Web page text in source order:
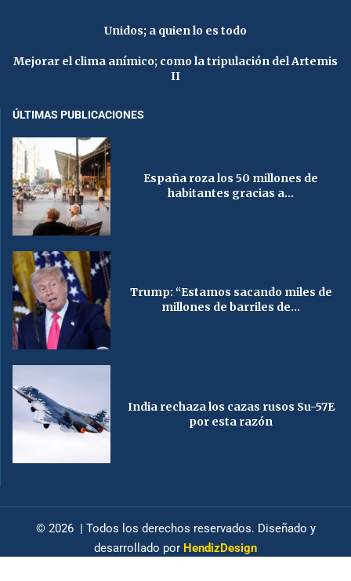
Unidos; a quien lo es todo
Mejorar el clima anímico; como la tripulación del Artemis
II
ÚLTIMAS PUBLICACIONES
España roza los 50 millones de
habitantes gracias a...
Trump: “Estamos sacando miles de
millones de barriles de...
India rechaza los cazas rusos Su-57E
por esta razón
© 2026 | Todos los derechos reservados. Diseñado y
desarrollado por HendizDesign